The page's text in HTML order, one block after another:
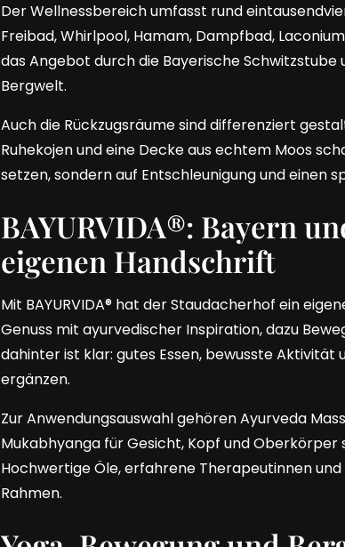
Der Wellnessbereich umfasst rund
Freibad, Whirlpool, Hamam, Dampfbad,
das Angebot durch die Bayerische Schwitzstube
Bergwelt.
Auch die Rückzugsräume sind differenziert
Ruhekojen und eine Decke aus echtem Moos
setzen, sondern auf Entschleunigung und einen
BAYURVIDA®: Bayern
eigenen Handschrift
Mit BAYURVIDA® hat der Staudacherhof ein
Genuss mit ayurvedischer Inspiration, dazu
dahinter ist klar: gutes Essen, bewusste
ergänzen.
Zur Anwendungsauswahl gehören Ayurveda
Mukabhyanga für Gesicht, Kopf und Oberkörper
Hochwertige Öle, erfahrene Therapeutinnen
Rahmen.